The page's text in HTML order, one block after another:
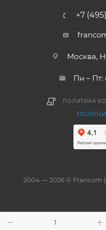
+7
Москва,
Пн – Пт:
ПОЛИТИКА
2004 — 2026 © Francom